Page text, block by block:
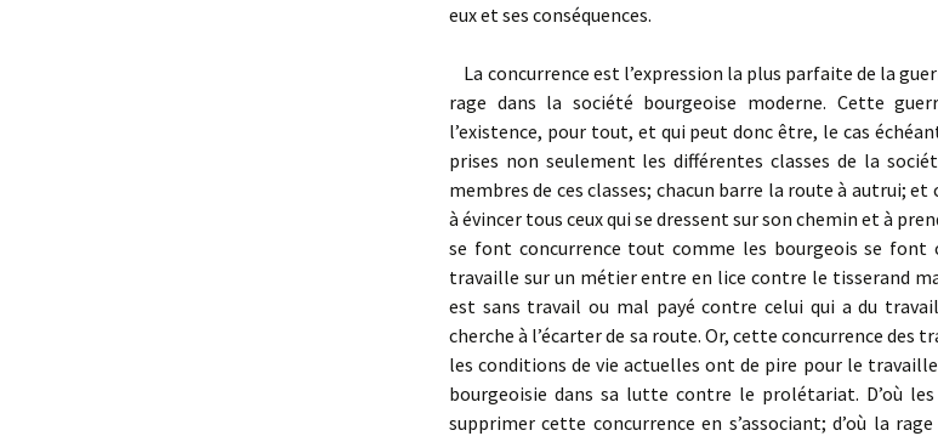
eux et ses conséquences.
La concurrence est l’expression la plus parfaite de la
rage dans la société bourgeoise moderne. Cette
l’existence, pour tout, et qui peut donc être, le cas
prises non seule­ment les différentes classes de la
membres de ces classes; chacun barre la route à autrui; et
à évincer tous ceux qui se dressent sur son chemin et à
se font concurrence tout comme les bourgeois se font
travaille sur un métier entre en lice contre le tisserand
est sans travail ou mal payé contre celui qui a du
cherche à l’écarter de sa route. Or, cette concurrence des
les conditions de vie actuelles ont de pire pour le
bourgeoisie dans sa lutte contre le prolétariat. D’où
supprimer cette concurrence en s’associant; d’où la